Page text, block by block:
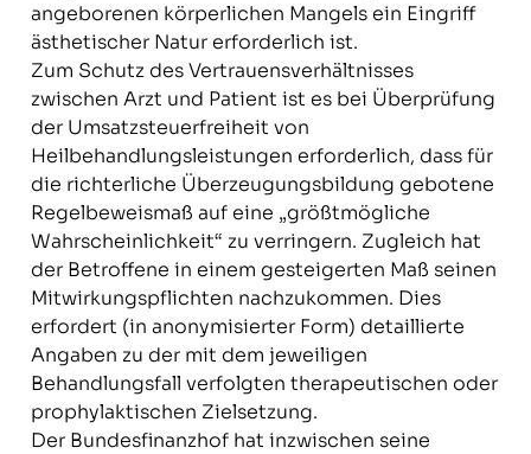
angeborenen körperlichen Mangels ein Eingriff
ästhetischer Natur erforderlich ist.
Zum Schutz des Vertrauensverhältnisses
zwischen Arzt und Patient ist es bei Überprüfung
der Umsatzsteuerfreiheit von
Heilbehandlungsleistungen erforderlich, dass für
die richterliche Überzeugungsbildung gebotene
Regelbeweismaß auf eine „größtmögliche
Wahrscheinlichkeit“ zu verringern. Zugleich hat
der Betroffene in einem gesteigerten Maß seinen
Mitwirkungspflichten nachzukommen. Dies
erfordert (in anonymisierter Form) detaillierte
Angaben zu der mit dem jeweiligen
Behandlungsfall verfolgten therapeutischen oder
prophylaktischen Zielsetzung.
Der Bundesfinanzhof hat inzwischen seine